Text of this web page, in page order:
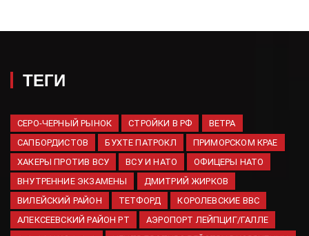
Татарстан приходит северный
07.08.2026
Три рецепта, чтобы сделать
арбуз еще вкуснее — с
сыром, в рассоле и с мятой.
Летние хиты, которые нужно
попробовать
07.08.2026
ТЕГИ
СЕРО-ЧЕРНЫЙ РЫНОК СТРОЙКИ В РФ
ВЕТРА
САПБОРДИСТОВ
БУХТЕ ПАТРОКЛ
ПРИМОРСКОМ КРАЕ
ХАКЕРЫ ПРОТИВ ВСУ
ВСУ И НАТО
ОФИЦЕРЫ НАТО
ВНУТРЕННИЕ ЭКЗАМЕНЫ
ДМИТРИЙ ЖИРКОВ
ВИЛЕЙСКИЙ РАЙОН
ТЕТФОРД
КОРОЛЕВСКИЕ ВВС
АЛЕКСЕЕВСКИЙ РАЙОН РТ
АЭРОПОРТ ЛЕЙПЦИГ/ГАЛЛЕ